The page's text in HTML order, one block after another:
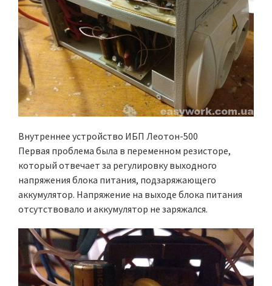
Внутреннее устройство ИБП Леотон-500
Первая проблема была в переменном резисторе,
который отвечает за регулировку выходного
напряжения блока питания, подзаряжающего
аккумулятор. Напряжение на выходе блока питания
отсутствовало и аккумулятор не заряжался.